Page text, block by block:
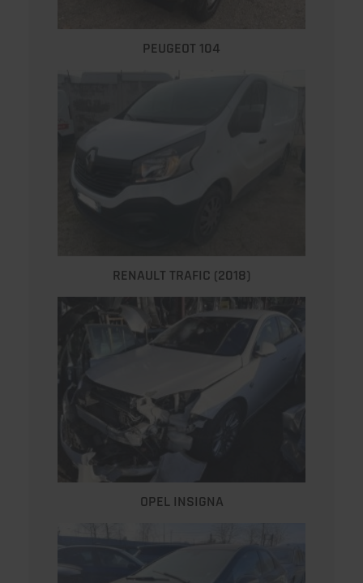
PEUGEOT 104
RENAULT TRAFIC (2018)
OPEL INSIGNA